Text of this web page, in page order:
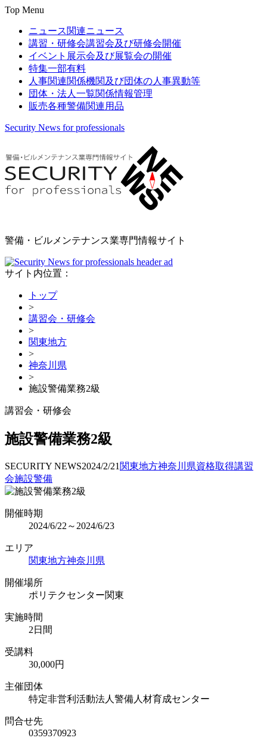
Top Menu
ニュース関連ニュース
講習・研修会講習会及び研修会開催
イベント 展示会及び展覧会の開催
特集一部有料
人事関連関係機関及び団体の人事異動等
団体・法人一覧関係情報管理
販売各種警備関連用品
Security News for professionals
警備・ビルメンテナンス業専門情報サイト
サイト内位置：
トップ
>
講習会・研修会
>
関東地方
>
神奈川県
>
施設警備業務2級
講習会・研修会
施設警備業務2級
SECURITY NEWS2024/2/21 関東地方神奈川県資格取得講習
会施設警備
開催時期
2024/6/22～2024/6/23
エリア
関東地方神奈川県
開催場所
ポリテクセンター関東
実施時間
2日間
受講料
30,000円
主催団体
特定非営利活動法人警備人材育成センター
問合せ先
0359370923